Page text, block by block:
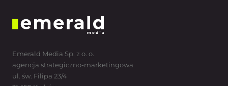
Emerald Media Sp. z o. o.
agencja strategiczno-marketingowa
ul. św. Filipa 23/4